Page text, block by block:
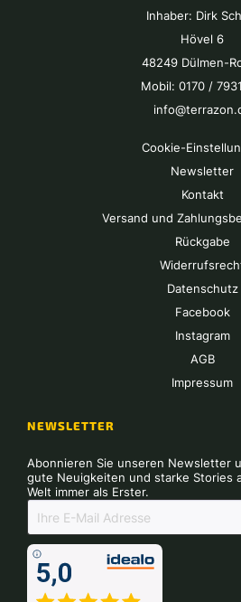
Inhaber: Dirk
Hövel 6
48249 Dülmen-
Mobil: 0170 /
Cookie-
Newsletter
Kontakt
Versand und
Rückgabe
Datenschutz
Facebook
Instagram
AGB
Impressum
NEWSLETTER
Abonnieren Sie unseren Newsletter
gute Neuigkeiten und starke Stories
Welt immer als Erster.